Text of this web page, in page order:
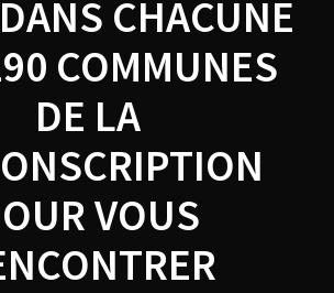
CHACUNE
COMMUNES
DE LA
VOUS